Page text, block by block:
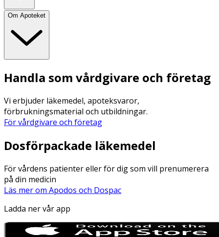
Om Apoteket
Handla som vårdgivare och företag
Vi erbjuder läkemedel, apoteksvaror,
förbrukningsmaterial och utbildningar.
För vårdgivare och företag
Dosförpackade läkemedel
För vårdens patienter eller för dig som vill prenumerera
på din medicin
Läs mer om Apodos och Dospac
Ladda ner vår app